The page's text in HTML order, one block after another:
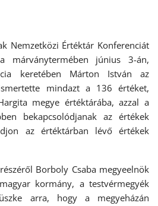
Nemzetközi Értéktár Konferenciát
márványtermében június 3-án,
keretében Márton István az
mindazt a 136 értéket,
megye értéktárába, azzal a
bekapcsolódjanak az értékek
az értéktárban lévő értékek
Borboly Csaba megyeelnök
kormány, a testvérmegyék
arra, hogy a megyeházán